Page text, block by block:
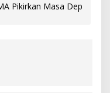
Pikirkan Masa Dep